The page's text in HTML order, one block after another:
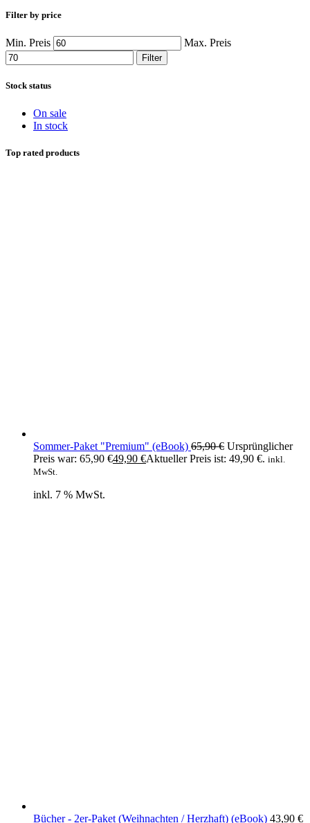
Filter by price
Min. Preis Max. Preis
Filter
Stock status
On sale
In stock
Top rated products
Sommer-Paket "Premium" (eBook) 65,90€ Ursprünglicher
Preis war: 65,90 €49,90 €Aktueller Preis ist: 49,90 €. inkl.
MwSt.
inkl. 7 % MwSt.
Bücher - 2er-Paket (Weihnachten / Herzhaft) (eBook) 43,90 €